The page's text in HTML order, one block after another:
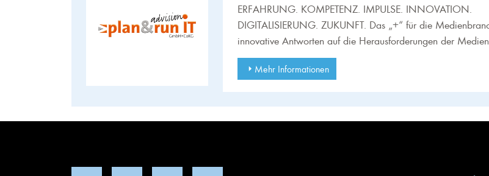
ERFAHRUNG. KOMPETENZ. IMPULSE. INNOVATION.
DIGITALISIERUNG. ZUKUNFT. Das „+“ für die
innovative Antworten auf die Herausforderungen der
Mehr Informationen